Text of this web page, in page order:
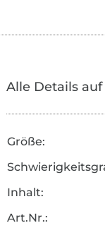
Alle Details
Größe:
Inhalt:
Art.Nr.: